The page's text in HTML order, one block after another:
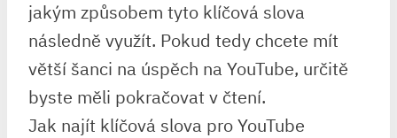
jakým způsobem tyto klíčová slova
následně využít. Pokud tedy chcete mít
větší šanci na úspěch na YouTube, určitě
byste měli pokračovat v čtení.
Jak najít klíčová slova pro YouTube